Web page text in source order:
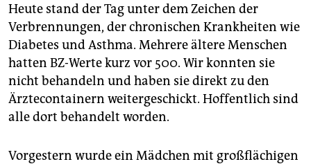
abo
genossenschaft
epaper login
Heute stand der Tag unter dem Zeichen der
Verbrennungen, der chronischen Krankheiten wie
Diabetes und Asthma. Mehrere ältere Menschen
hatten BZ-Werte kurz vor 500. Wir konnten sie
nicht behandeln und haben sie direkt zu den
Ärztecontainern weitergeschickt. Hoffentlich sind
alle dort behandelt worden.
Vorgestern wurde ein Mädchen mit großflächigen